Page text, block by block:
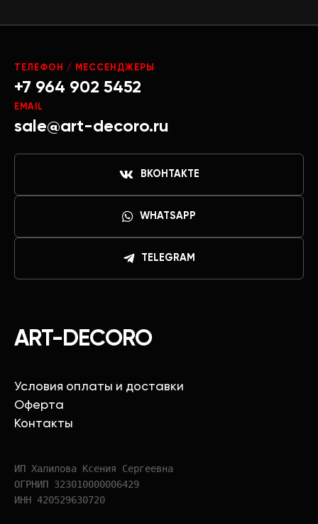
ART-DECORO
Условия оплаты и доставки
Оферта
Контакты
ИП Халилова Ксения Сергеевна
ОГРНИП 323010000006429
ИНН 420529630720
ТЕЛЕФОН / МЕССЕНДЖЕРЫ
+7 964 902 5452
EMAIL
sale@art-decoro.ru
ВКОНТАКТЕ
WHATSAPP
TELEGRAM